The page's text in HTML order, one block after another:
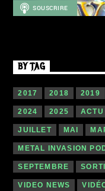
BY TAG
2017 2018 2019
2024 2025 ACTU
JUILLET MAI
METAL INVASION
SEPTEMBRE
VIDEO NEWS